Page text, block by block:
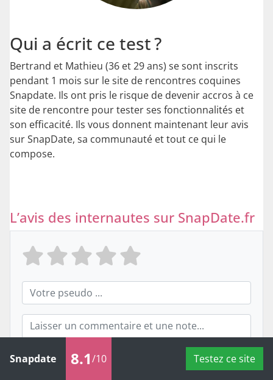
Qui a écrit ce test ?
Bertrand et Mathieu (36 et 29 ans) se sont inscrits
pendant 1 mois sur le site de rencontres coquines
Snapdate. Ils ont pris le risque de devenir accros à ce
site de rencontre pour tester ses fonctionnalités et
son efficacité. Ils vous donnent maintenant leur avis
sur SnapDate, sa communauté et tout ce qui le
compose.
Snapdate 8.1/10 Testez ce site
L’avis des internautes sur SnapDate.fr